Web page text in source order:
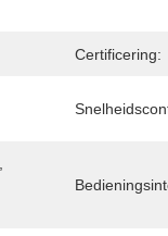
Certificering: